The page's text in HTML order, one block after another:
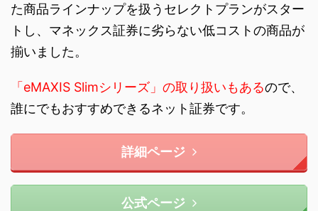
た商品ラインナップを扱うセレクトプランがスター
トし、マネックス証券に劣らない低コストの商品が
揃いました。
「eMAXIS Slimシリーズ」の取り扱いもあるので、
誰にでもおすすめできるネット証券です。
詳細ページ
公式ページ